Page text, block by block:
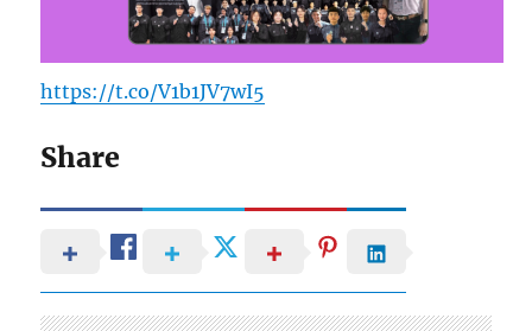
https://t.co/V1b1JV7wI5
Share